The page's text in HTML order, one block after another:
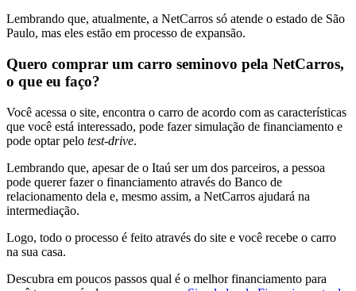
Lembrando que, atualmente, a NetCarros só atende o estado de São
Paulo, mas eles estão em processo de expansão.
Quero comprar um carro seminovo pela NetCarros,
o que eu faço?
Você acessa o site, encontra o carro de acordo com as características
que você está interessado, pode fazer simulação de financiamento e
pode optar pelo test-drive.
Lembrando que, apesar de o Itaú ser um dos parceiros, a pessoa
pode querer fazer o financiamento através do Banco de
relacionamento dela e, mesmo assim, a NetCarros ajudará na
intermediação.
Logo, todo o processo é feito através do site e você recebe o carro
na sua casa.
Descubra em poucos passos qual é o melhor financiamento para